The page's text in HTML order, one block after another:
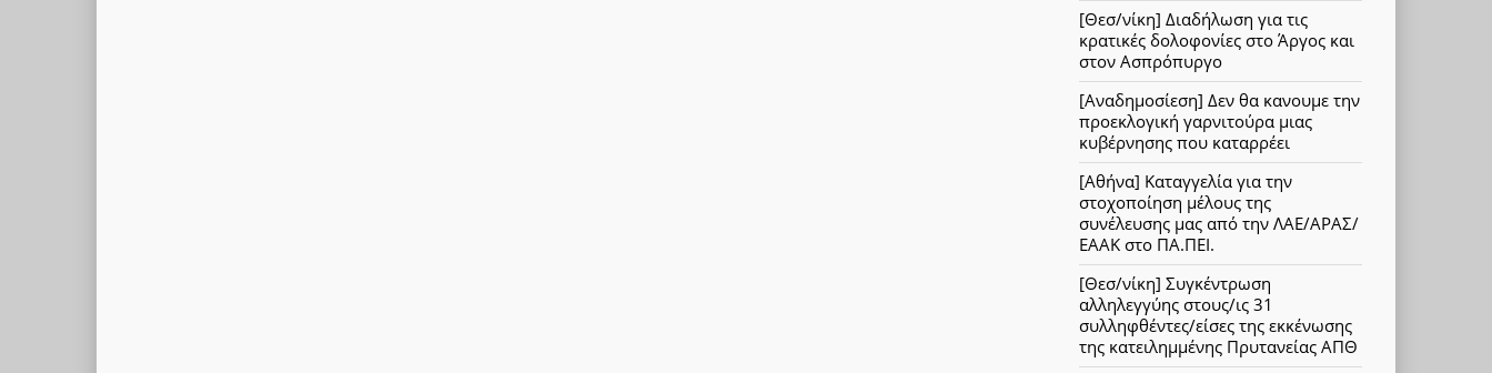
[Θεσ/νίκη] Διαδήλωση για τις
κρατικές δολοφονίες στο Άργος και
στον Ασπρόπυργο
[Αναδημοσίεση] Δεν θα κανουμε την
προεκλογική γαρνιτούρα μιας
κυβέρνησης που καταρρέει
[Αθήνα] Καταγγελία για την
στοχοποίηση μέλους της
συνέλευσης μας από την ΛΑΕ/ΑΡΑΣ/
ΕΑΑΚ στο ΠΑ.ΠΕΙ.
[Θεσ/νίκη] Συγκέντρωση
αλληλεγγύης στους/ις 31
συλληφθέντες/είσες της εκκένωσης
της κατειλημμένης Πρυτανείας ΑΠΘ